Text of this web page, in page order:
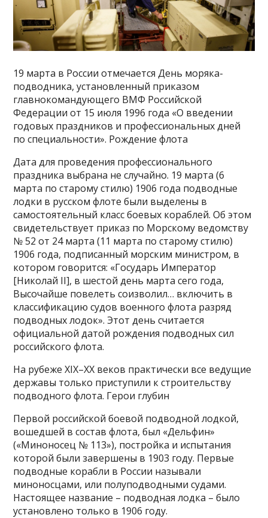
19 марта в России отмечается День моряка-
подводника, установленный приказом
главнокомандующего ВМФ Российской
Федерации от 15 июля 1996 года «О введении
годовых праздников и профессиональных дней
по специальности». Рождение флота
Дата для проведения профессионального
праздника выбрана не случайно. 19 марта (6
марта по старому стилю) 1906 года подводные
лодки в русском флоте были выделены в
самостоятельный класс боевых кораблей. Об этом
свидетельствует приказ по Морскому ведомству
№ 52 от 24 марта (11 марта по старому стилю)
1906 года, подписанный морским министром, в
котором говорится: «Государь Император
[Николай II], в шестой день марта сего года,
Высочайше повелеть соизволил… включить в
классификацию судов военного флота разряд
подводных лодок». Этот день считается
официальной датой рождения подводных сил
российского флота.
На рубеже XIX–XX веков практически все ведущие
державы только приступили к строительству
подводного флота. Герои глубин
Первой российской боевой подводной лодкой,
вошедшей в состав флота, был «Дельфин»
(«Миноносец № 113»), постройка и испытания
которой были завершены в 1903 году. Первые
подводные корабли в России называли
миноносцами, или полуподводными судами.
Настоящее название – подводная лодка – было
установлено только в 1906 году.